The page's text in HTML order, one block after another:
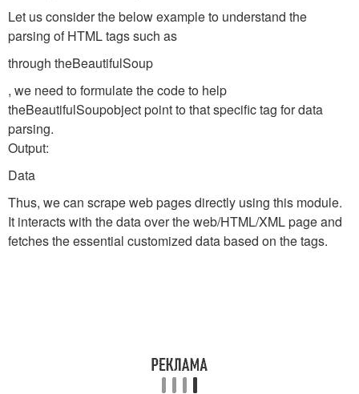
Let us consider the below example to understand the
parsing of HTML tags such as
through theBeautifulSoup
, we need to formulate the code to help
theBeautifulSoupobject point to that specific tag for data
parsing.
Output:
Data
Thus, we can scrape web pages directly using this module.
It interacts with the data over the web/HTML/XML page and
fetches the essential customized data based on the tags.